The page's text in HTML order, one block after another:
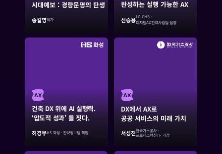
시대예보 : 경량문명의 탄생
송길영작가
완성하는 실행 가능한 AX
신승용LG CNS ·
디지털AX전략사업팀 팀장
허경무HS 화성 · 전략정보팀 책임
건축 DX 위에 AI 실행력.
‘압도적 성과’ 를 짓다.
AX
DX에서 AX로
공공 서비스의 미래 가치
서성진한국가스공사 ·
프로세스혁신TF 과장
AX